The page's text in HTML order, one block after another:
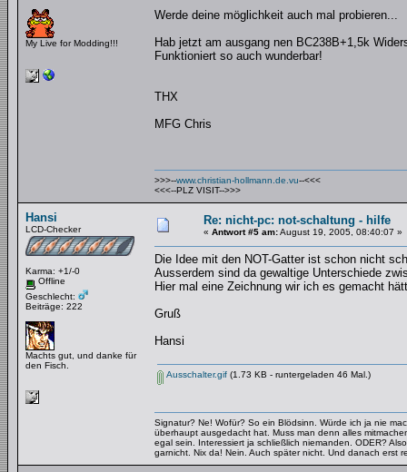
My Live for Modding!!!
Werde deine möglichkeit auch mal probieren...
Hab jetzt am ausgang nen BC238B+1,5k
Funktioniert so auch wunderbar!
THX
MFG Chris
>>>--www.christian-hollmann.de.vu--<<<
<<<--PLZ VISIT-->>>
Hansi
LCD-Checker
Karma: +1/-0
Offline
Geschlecht:
Beiträge: 222
Machts gut, und danke für
den Fisch.
Re: nicht-pc: not-schaltung - hilfe
« Antwort #5 am:August 19, 2005, 08:40:07 »
Die Idee mit den NOT-Gatter ist schon nicht
Ausserdem sind da gewaltige Unterschiede
Hier mal eine Zeichnung wir ich es gemacht
Gruß
Hansi
Ausschalter.gif (1.73 KB - runtergeladen 46 Mal.)
Signatur? Ne! Wofür? So ein Blödsinn. Würde ich ja nie
überhaupt ausgedacht hat. Muss man denn alles
egal sein. Interessiert ja schließlich niemanden. ODER?
garnicht. Nix da! Nein. Auch später nicht. Und danach erst